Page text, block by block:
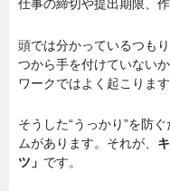
仕事の締切や提出期限、作
頭では分かっているつも
つから手を付けていない
ワークではよく起こります
そうした“うっかり”を防
ムがあります。それが、
ツ」 です。